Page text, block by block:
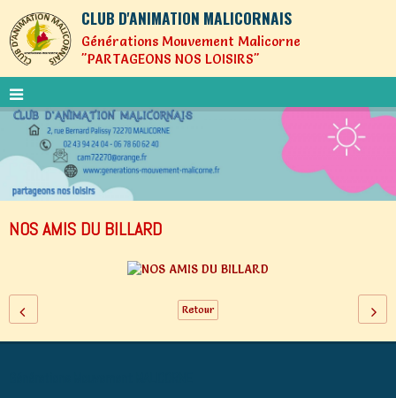
CLUB D'ANIMATION MALICORNAIS
Générations Mouvement Malicorne
"PARTAGEONS NOS LOISIRS"
NOS AMIS DU BILLARD
Retour